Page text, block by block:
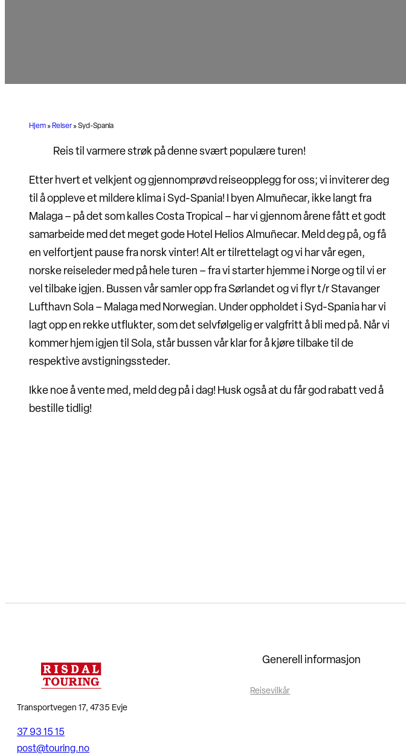
Hjem» Reiser»Syd-Spania
Reis til varmere strøk på denne svært populære turen!
Etter hvert et velkjent og gjennomprøvd reiseopplegg for oss; vi inviterer deg
til å oppleve et mildere klima i Syd-Spania! I byen Almuñecar, ikke langt fra
Malaga – på det som kalles Costa Tropical – har vi gjennom årene fått et godt
samarbeide med det meget gode Hotel Helios Almuñecar. Meld deg på, og få
en velfortjent pause fra norsk vinter! Alt er tilrettelagt og vi har vår egen,
norske reiseleder med på hele turen – fra vi starter hjemme i Norge og til vi er
vel tilbake igjen. Bussen vår samler opp fra Sørlandet og vi flyr t/r Stavanger
Lufthavn Sola – Malaga med Norwegian. Under oppholdet i Syd-Spania har vi
lagt opp en rekke utflukter, som det selvfølgelig er valgfritt å bli med på. Når vi
kommer hjem igjen til Sola, står bussen vår klar for å kjøre tilbake til de
respektive avstigningssteder.
Ikke noe å vente med, meld deg på i dag! Husk også at du får god rabatt ved å
bestille tidlig!
Transportvegen 17, 4735 Evje
37 93 15 15
post@touring.no
Generell informasjon
Reisevilkår